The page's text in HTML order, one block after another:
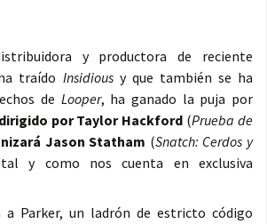
y productora de reciente
traído Insidious y que también se ha
de Looper, ha ganado la puja por
por Taylor Hackford (Prueba de
Jason Statham (Snatch: Cerdos y
y como nos cuenta en exclusiva
a Parker, un ladrón de estricto código